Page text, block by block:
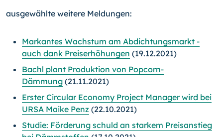
ausgewählte weitere Meldungen:
Markantes Wachstum am Abdichtungsmarkt -
auch dank Preiserhöhungen (19.12.2021)
Bachl plant Produktion von Popcorn-
Dämmung (21.11.2021)
Erster Circular Economy Project Manager wird bei
URSA Maike Penz (22.10.2021)
Studie: Förderung schuld an starkem Preisanstieg